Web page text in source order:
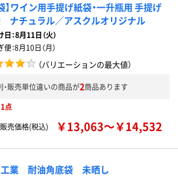
】ワイン用手提げ紙袋・一升瓶用 手提げ
ナチュラル／アスクルオリジナル
：8月11日（火）
：8月10日（月）
（バリエーションの最大値）
・販売単位違いの商品が2商品あります
1点
販売価格(税込)
￥13,063～￥14,532
工業 耐油角底袋 未晒し